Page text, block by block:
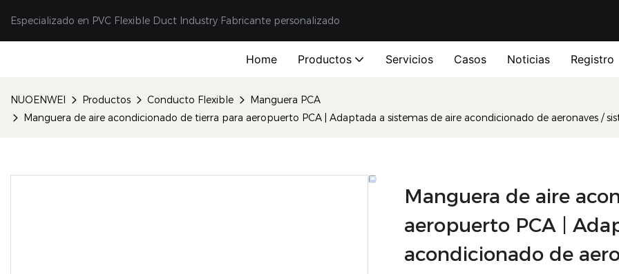
Especializado en PVC Flexible Duct Industry Fabricante personalizado
Home Productos Servicios Casos Noticias Registro
NUOENWEI Productos Conducto Flexible
Manguera PCA
Manguera de aire acondicionado de tierra para aeropuerto PCA | Adaptada a sistemas de aire acondicionado de aeronaves /
Manguera de aire
aeropuerto PCA |
acondicionado de